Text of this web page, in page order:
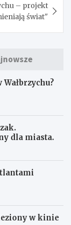
– projekt
świat"
dla miasta.
w kinie